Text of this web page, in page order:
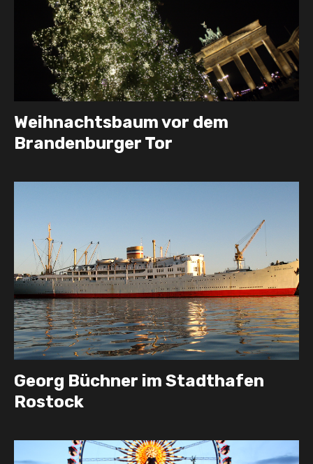
Weihnachtsbaum vor dem
Brandenburger Tor
Georg Büchner im Stadthafen
Rostock